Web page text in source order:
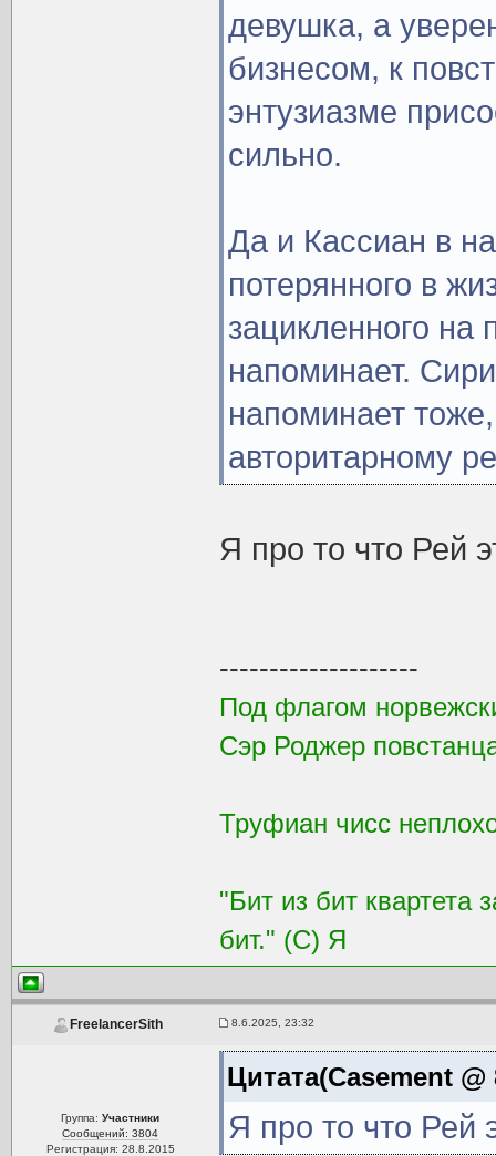
девушка, а
бизнесом, к
энтузиазме
сильно.
Да и Кассиан в
потерянного в
зацикленного
напоминает.
напоминает
авторитарному
Я про то что Рей
--------------------
Под флагом
Сэр Роджер
Труфиан чисс
"Бит из бит квартета
бит." (С) Я
FreelancerSith 8.6.2025, 23:32
Группа:Участники
Сообщений: 3804
Регистрация: 28.8.2015
Цитата(Casement
Я про то что Рей